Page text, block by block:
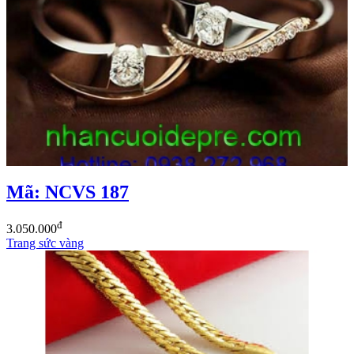
Mã: NCVS 187
3.050.000đ
Trang sức vàng